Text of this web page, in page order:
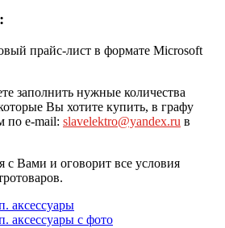
прайс-лист в формате Microsoft
заполнить нужные количества
Вы хотите купить, в графу
по e-mail: slavelektro@yandex.ru в
Вами и оговорит все условия
аксессуары
аксессуары с фото